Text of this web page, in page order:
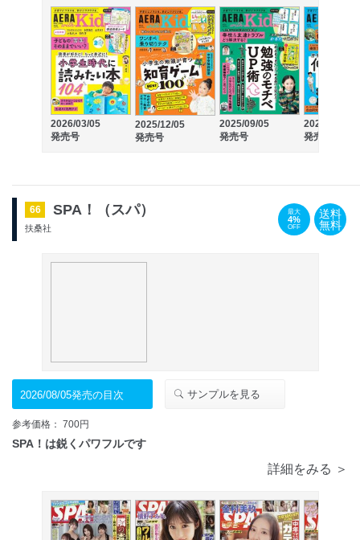
2026/03/05
発売号
2025/12/05
発売号
2025/09/05
発売号
2025/06/05
発売号
66 SPA！（スパ）
扶桑社
最大
4%
OFF
送料
無料
2026/08/05発売の目次 サンプルを見る
参考価格： 700円
SPA！は鋭くパワフルです
詳細をみる ＞